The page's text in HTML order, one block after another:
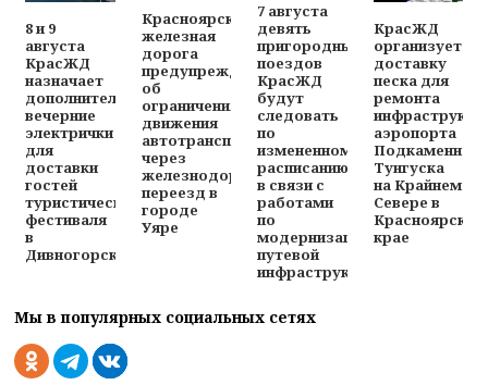
8 и 9
августа
КрасЖД
назначает
дополнительные
вечерние
электрички
для
доставки
гостей
туристического
фестиваля
в
Дивногорске
Красноярская
железная
дорога
предупреждает
об
ограничениях
движения
автотранспорта
через
железнодорожный
переезд в
городе
Уяре
7 августа
девять
пригородных
поездов
КрасЖД
будут
следовать
по
измененному
расписанию
в связи с
работами
по
модернизации
путевой
инфраструктуры
КрасЖД
организует
доставку
песка для
ремонта
аэропорта
Подкаменная
Тунгуска
на Крайнем
Севере в
Красноярском
крае
Мы в популярных социальных сетях